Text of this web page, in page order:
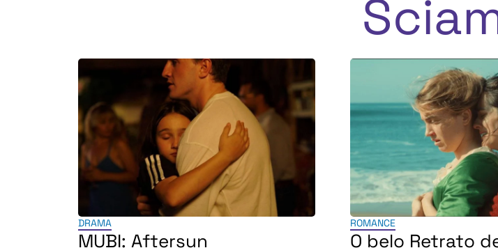
DRAMA
MUBI: Aftersun
ROMANCE
O belo Retrato